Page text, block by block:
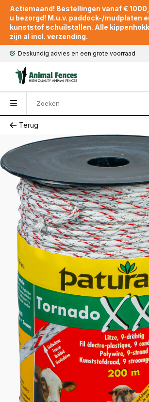
Actiemaand! Bestellingen vanaf €
u bezorgd! M.u.v. paddock-/mudplaten
kunststof schuilstallen. Alle
zijn al incl. verzending.
Deskundig advies en een grote voorraad
Terug